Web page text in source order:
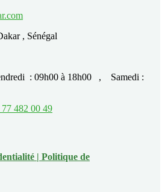
, Sénégal
: 09h00 à 18h00 , Samedi :
482 00 49
| Politique de